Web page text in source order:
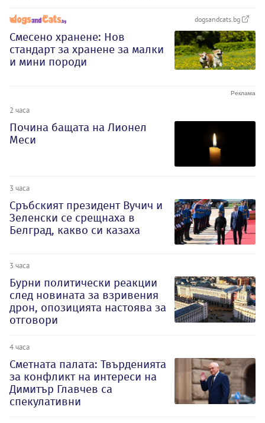
dogsandcats.bg
Смесено хранене: Нов
стандарт за хранене за малки
и мини породи
2 часа
Почина бащата на Лионел
Меси
3 часа
Сръбският президент Вучич и
Зеленски се срещнаха в
Белград, какво си казаха
3 часа
Бурни политически реакции
след новината за взривения
дрон, опозицията настоява за
отговори
4 часа
Сметната палата: Твърденията
за конфликт на интереси на
Димитър Главчев са
спекулативни